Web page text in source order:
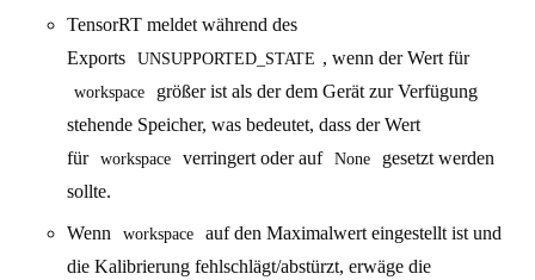
TensorRT meldet während des
Exports
UNSUPPORTED_STATE , wenn der Wert für
workspace
größer ist als der dem Gerät zur Verfügung
stehende Speicher, was bedeutet, dass der Wert
für workspace verringert oder auf None
gesetzt werden
sollte.
Wenn workspace
auf den Maximalwert eingestellt ist und
die Kalibrierung fehlschlägt/abstürzt, erwäge die